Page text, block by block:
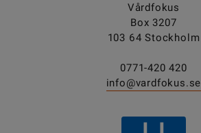
Vårdfokus
Box 3207
103 64 Stockholm
0771-420 420
info@vardfokus.se